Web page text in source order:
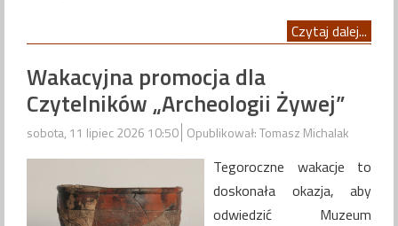
Czytaj dalej...
Wakacyjna promocja dla
Czytelników „Archeologii Żywej”
sobota, 11 lipiec 2026 10:50 Opublikował: Tomasz Michalak
Tegoroczne wakacje to
doskonała okazja, aby
odwiedzić Muzeum